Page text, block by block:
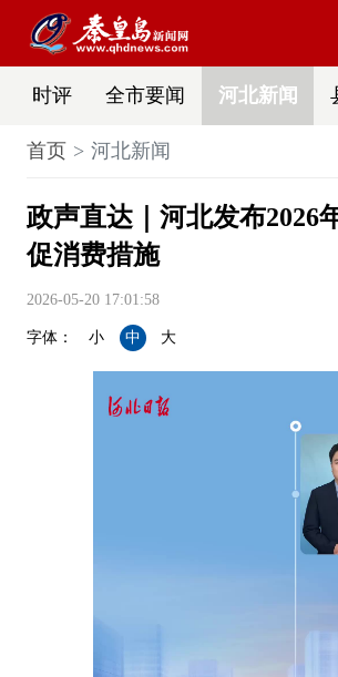
时评 全市要闻 河北新闻
首页 河北新闻
政声直达｜河北发布2026
促消费措施
2026-05-20 17:01:58
字体： 小 中 大